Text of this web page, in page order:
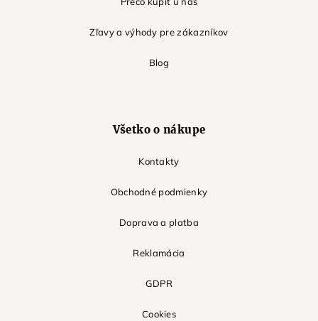
Zľavy a výhody pre zákazníkov
Blog
Všetko o nákupe
Kontakty
Obchodné podmienky
Doprava a platba
Reklamácia
GDPR
Cookies